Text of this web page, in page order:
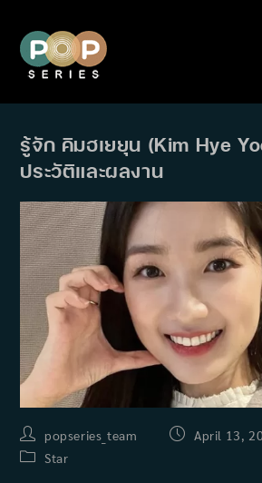
content
รู้จัก คิมฮเยยุน (Kim Hye
ประวัติและผลงาน
Post
author:
popseries_team
PostApril 13,
PostStar